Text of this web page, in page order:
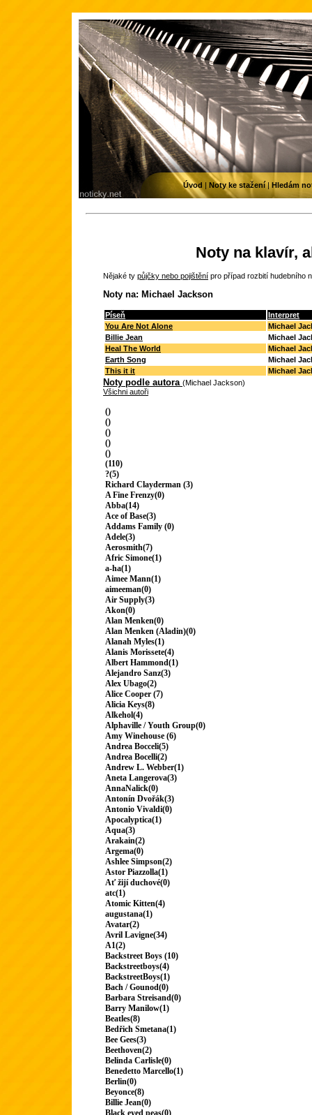
Noty na klavír,
Nějaké ty půjčky nebo pojištění pro případ rozbití hudebního
Noty na: Michael Jackson
Píseň
Interpret
You Are Not Alone
Michael
Billie Jean
Michael
Heal The World
Michael
Earth Song
Michael
This it it
Michael
Noty podle autora (Michael Jackson)
Všichni autoři
()
()
()
()
()
(110)
?(5)
Richard Clayderman (3)
A Fine Frenzy(0)
Abba(14)
Ace of Base(3)
Addams Family (0)
Adele(3)
Aerosmith(7)
Afric Simone(1)
a-ha(1)
Aimee Mann(1)
aimeeman(0)
Air Supply(3)
Akon(0)
Alan Menken(0)
Alan Menken (Aladin)(0)
Alanah Myles(1)
Alanis Morissete(4)
Albert Hammond(1)
Alejandro Sanz(3)
Alex Ubago(2)
Alice Cooper (7)
Alicia Keys(8)
Alkehol(4)
Alphaville / Youth Group(0)
Amy Winehouse (6)
Andrea Bocceli(5)
Andrea Bocelli(2)
Andrew L. Webber(1)
Aneta Langerova(3)
AnnaNalick(0)
Antonín Dvořák(3)
Antonio Vivaldi(0)
Apocalyptica(1)
Aqua(3)
Arakain(2)
Argema(0)
Ashlee Simpson(2)
Astor Piazzolla(1)
Ať žijí duchové(0)
atc(1)
Atomic Kitten(4)
augustana(1)
Avatar(2)
Avril Lavigne(34)
A1(2)
Backstreet Boys (10)
Backstreetboys(4)
BackstreetBoys(1)
Bach / Gounod(0)
Barbara Streisand(0)
Barry Manilow(1)
Beatles(8)
Bedřich Smetana(1)
Bee Gees(3)
Beethoven(2)
Belinda Carlisle(0)
Benedetto Marcello(1)
Berlin(0)
Beyonce(8)
Billie Jean(0)
Black eyed peas(0)
Úvod | Noty ke stažení| Hledám